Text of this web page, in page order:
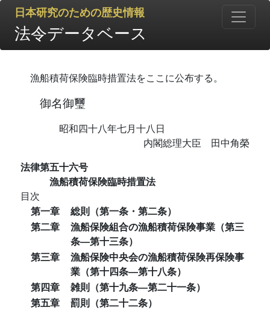
日本研究のための歴史情報
法令データベース
漁船積荷保険臨時措置法をここに公布する。
御名御璽
昭和四十八年七月十八日
内閣総理大臣 田中角榮
法律第五十六号
漁船積荷保険臨時措置法
目次
第一章
総則（第一条・第二条）
第二章
漁船保険組合の漁船積荷保険事業（第三
条―第十三条）
第三章
漁船保険中央会の漁船積荷保険再保険事
業（第十四条―第十八条）
第四章
雑則（第十九条―第二十一条）
第五章
罰則（第二十二条）